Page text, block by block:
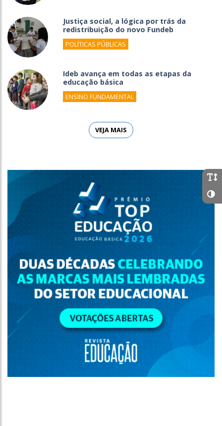
Justiça social, a lógica por trás da
redistribuição do novo Fundeb
POLÍTICAS PÚBLICAS
Ideb avança em todas as etapas da
educação básica
ENSINO FUNDAMENTAL
VEJA MAIS